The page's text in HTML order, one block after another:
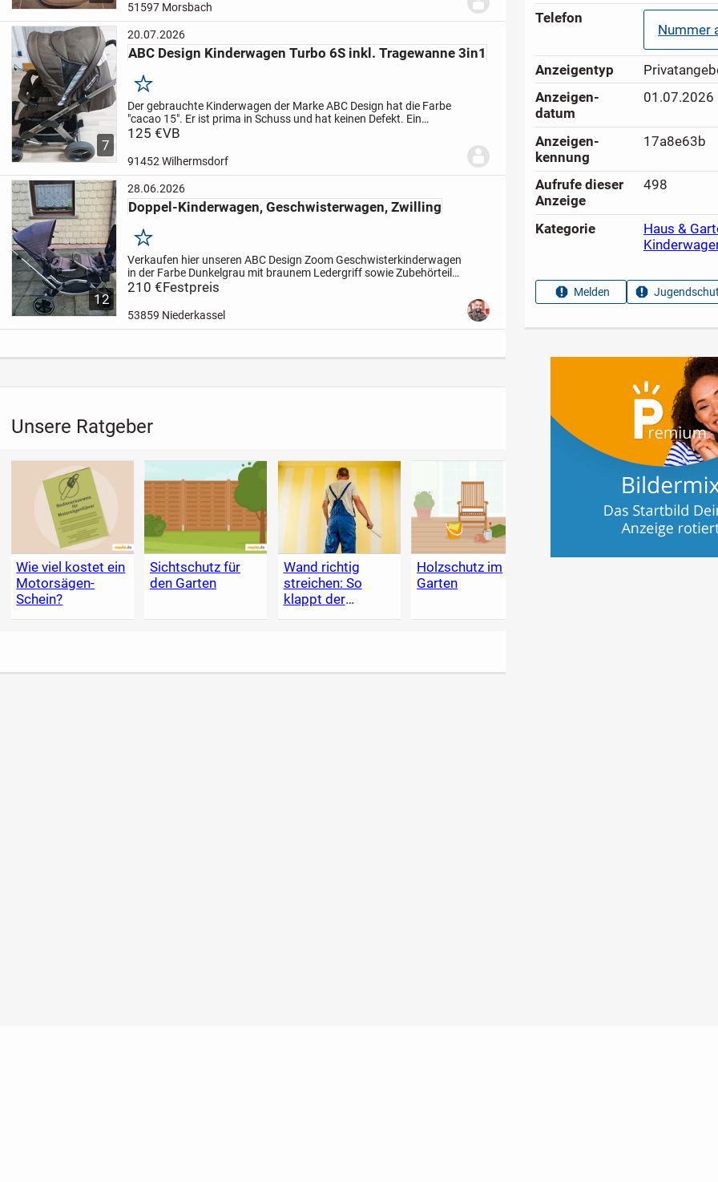
51597 Morsbach
7
20.07.2026
ABC Design Kinderwagen Turbo 6S inkl. Tragewanne 3in1
Merken
Der gebrauchte Kinderwagen der Marke ABC Design hat die Farbe
"cacao 15". Er ist prima in Schuss und hat keinen Defekt. Ein
praktischer Kombikinderwagen mit umsetzbarem Aufsatz.
125 €VB
91452 Wilhermsdorf
12
28.06.2026
Doppel-Kinderwagen, Geschwisterwagen, Zwilling
Merken
Verkaufen hier unseren ABC Design Zoom Geschwisterkinderwagen
in der Farbe Dunkelgrau mit braunem Ledergriff sowie Zubehörteile
im Komplettpaket.
210 €Festpreis
53859 Niederkassel
Unsere Ratgeber
Wie viel kostet ein
Motorsägen-
Schein?
Sichtschutz für
den Garten
Wand richtig
streichen: So
klappt der
Anstrich
Holzschutz im
Garten
Telefon
Nummer
Anzeigen­typ
Anzeigen­
datum
01.07.2026
Anzeigen­
kennung
17a8e63b
Aufrufe dieser
Anzeige
498
Kategorie Haus &
Melden